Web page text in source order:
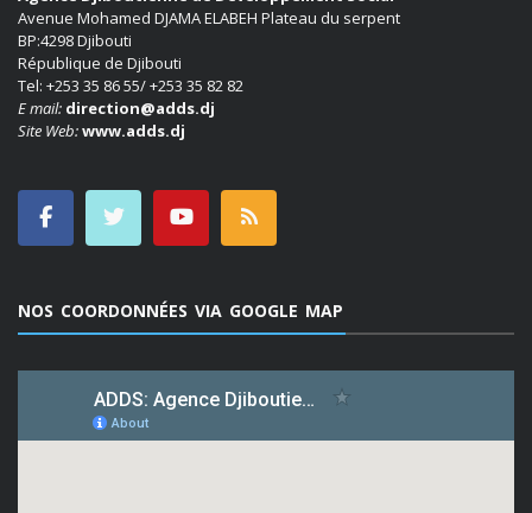
Avenue Mohamed DJAMA ELABEH Plateau du serpent
BP:4298 Djibouti
République de Djibouti
Tel: +253 35 86 55/ +253 35 82 82
E mail: direction@adds.dj
Site Web:www.adds.dj
NOS COORDONNÉES VIA GOOGLE MAP